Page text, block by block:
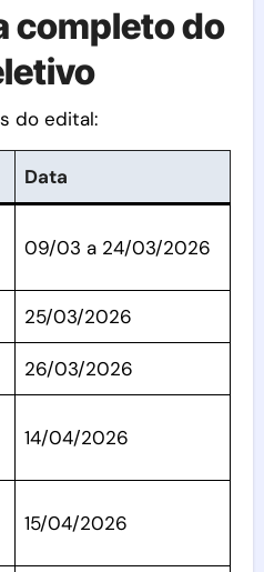
completo do
do edital:
Data
09/03 a 24/03/2026
25/03/2026
26/03/2026
14/04/2026
15/04/2026